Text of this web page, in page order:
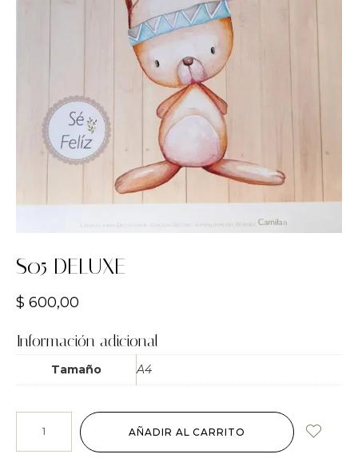
S05 DELUXE
$ 600,00
Información adicional
Tamaño A4
AÑADIR AL CARRITO